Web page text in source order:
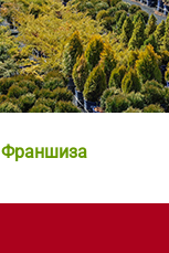
Франшиза